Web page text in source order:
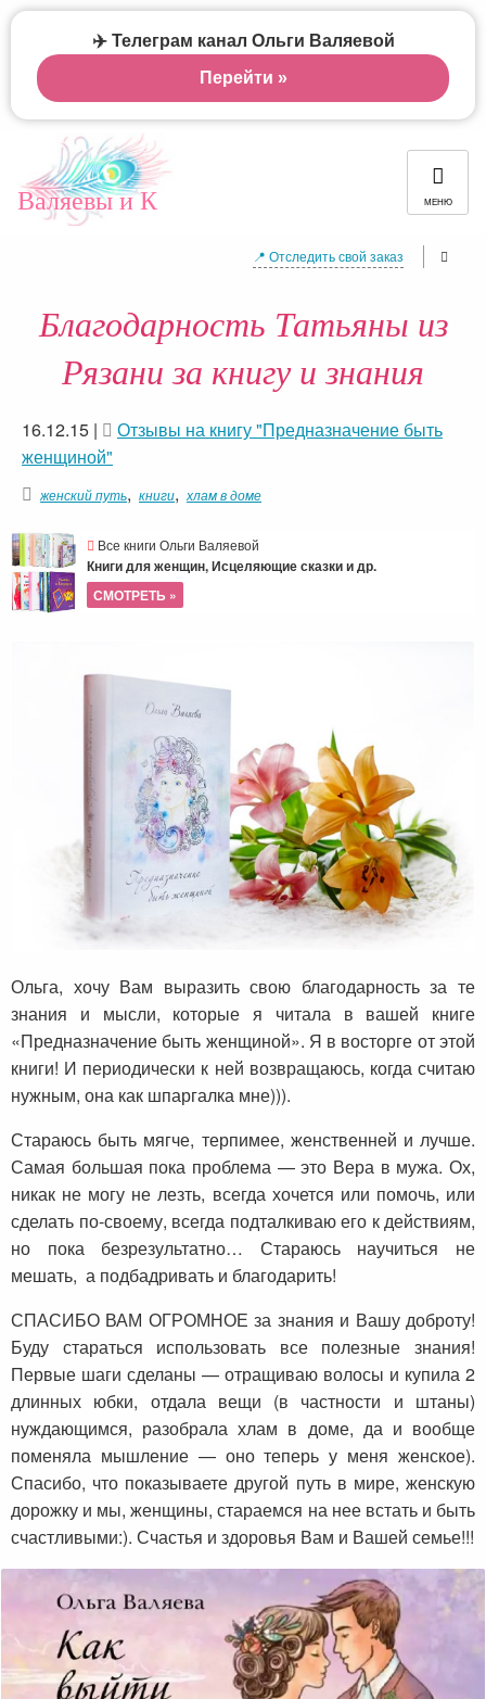
Валяевы и К МЕНЮ
📍 Отследить свой заказ
Благодарность Татьяны из
Рязани за книгу и знания
16.12.15 |
Отзывы на книгу "Предназначение быть
женщиной"
женский путь, книги, хлам в доме
Все книги Ольги Валяевой
Книги для женщин, Исцеляющие сказки и др.
СМОТРЕТЬ »
Ольга, хочу Вам выразить свою благодарность за те
знания и мысли, которые я читала в вашей книге
«Предназначение быть женщиной». Я в восторге от этой
книги! И периодически к ней возвращаюсь, когда считаю
нужным, она как шпаргалка мне))).
Стараюсь быть мягче, терпимее, женственней и лучше.
Самая большая пока проблема — это Вера в мужа. Ох,
никак не могу не лезть, всегда хочется или помочь, или
сделать по-своему, всегда подталкиваю его к действиям,
но пока безрезультатно… Стараюсь научиться не
мешать, а подбадривать и благодарить!
СПАСИБО ВАМ ОГРОМНОЕ за знания и Вашу доброту!
Буду стараться использовать все полезные знания!
Первые шаги сделаны — отращиваю волосы и купила 2
длинных юбки, отдала вещи (в частности и штаны)
нуждающимся, разобрала хлам в доме, да и вообще
поменяла мышление — оно теперь у меня женское).
Спасибо, что показываете другой путь в мире, женскую
дорожку и мы, женщины, стараемся на нее встать и быть
счастливыми:). Счастья и здоровья Вам и Вашей семье!!!
✈️ Телеграм канал Ольги Валяевой
Перейти »